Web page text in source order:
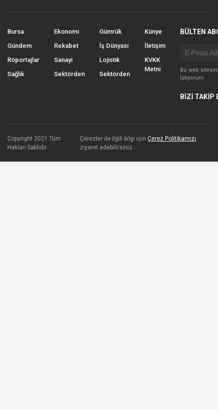
Bursa
Gündem
Röportajlar
Sağlık
Ekonomi
Rekabet
Sanayi
Sektörden
Gümrük
İş Dünyası
Lojistik
Sektörden
Künye
İletişim
KVKK
Metni
BÜLTEN
Bu web
İstiyorum
BİZİ TAKİP
Copyright 2021 Tüm
Hakları Saklıdır.
Çerezler ile ilgili bilgi içinÇerez Politikamızı
ziyaret edebilirsiniz.